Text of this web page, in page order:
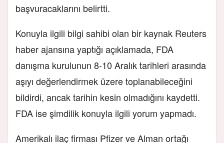
başvuracaklarını belirtti.
Konuyla ilgili bilgi sahibi olan bir kaynak Reuters
haber ajansına yaptığı açıklamada, FDA
danışma kurulunun 8-10 Aralık tarihleri arasında
aşıyı değerlendirmek üzere toplanabileceğini
bildirdi, ancak tarihin kesin olmadığını kaydetti.
FDA ise şimdilik konuyla ilgili yorum yapmadı.
Amerikalı ilaç firması Pfizer ve Alman ortağı